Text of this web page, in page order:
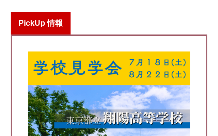
PickUp 情報